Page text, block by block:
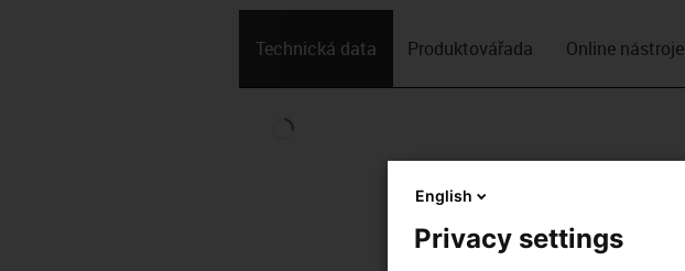
Technická data Produktová­řada Online nástroje
English
Privacy settings